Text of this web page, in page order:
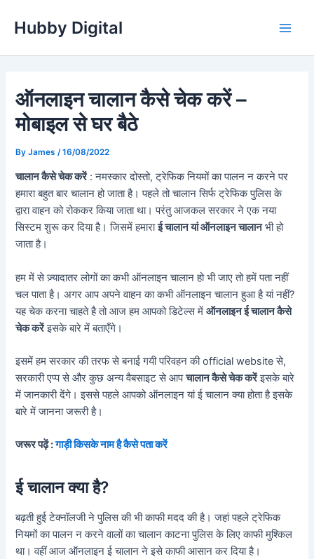
Hubby Digital
ऑनलाइन चालान कैसे चेक करें –
मोबाइल से घर बैठे
ByJames /16/08/2022
चालान कैसे चेक करें: नमस्कार दोस्तो, ट्रेफिक नियमों का पालन न करने पर
हमारा बहुत बार चालान हो जाता है। पहले तो चालान सिर्फ ट्रेफिक पुलिस के
द्वारा वाहन को रोककर किया जाता था। परंतु आजकल सरकार ने एक नया
सिस्टम शुरू कर दिया है। जिसमें हमाराई चालान यां ऑनलाइन चालानभी हो
जाता है।
हम में से ज़्यादातर लोगों का कभी ऑनलाइन चालान हो भी जाए तो हमें पता नहीं
चल पाता है। अगर आप अपने वाहन का कभी ऑनलाइन चालान हुआ है यां नहीं?
यह चेक करना चाहते है तो आज हम आपको डिटेल्स मेंऑनलाइन ई चालान कैसे
चेक करेंइसके बारे में बताएँगे।
इसमें हम सरकार की तरफ से बनाई गयी परिवहन की official website से,
सरकारी एप्प से और कुछ अन्य वैबसाइट से आपचालान कैसे चेक करेंइसके बारे
में जानकारी देंगे। इससे पहले आपको ऑनलाइन यां ई चालान क्या होता है इसके
बारे में जानना जरूरी है।
जरूर पढ़ें :गाड़ी किसके नाम है कैसे पता करें
ई चालान क्या है?
बढ़ती हुई टेक्नॉलजी ने पुलिस की भी काफी मदद की है। जहां पहले ट्रेफिक
नियमों का पालन न करने वालों का चालान काटना पुलिस के लिए काफी मुश्किल
था। वहीं आज ऑनलाइन ई चालान ने इसे काफी आसान कर दिया है।